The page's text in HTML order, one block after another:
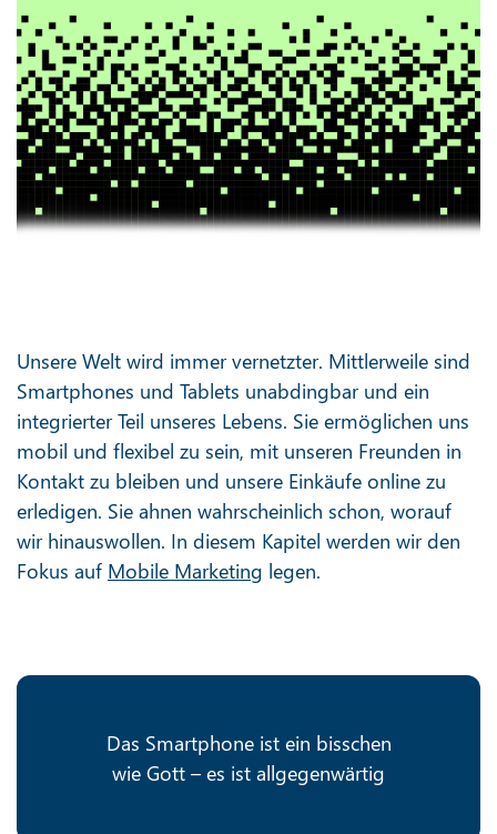
Unsere Welt wird immer vernetzter. Mittlerweile sind
Smartphones und Tablets unabdingbar und ein
integrierter Teil unseres Lebens. Sie ermöglichen uns
mobil und flexibel zu sein, mit unseren Freunden in
Kontakt zu bleiben und unsere Einkäufe online zu
erledigen. Sie ahnen wahrscheinlich schon, worauf
wir hinauswollen. In diesem Kapitel werden wir den
Fokus auf Mobile Marketing legen.
Das Smartphone ist ein bisschen
wie Gott – es ist allgegenwärtig